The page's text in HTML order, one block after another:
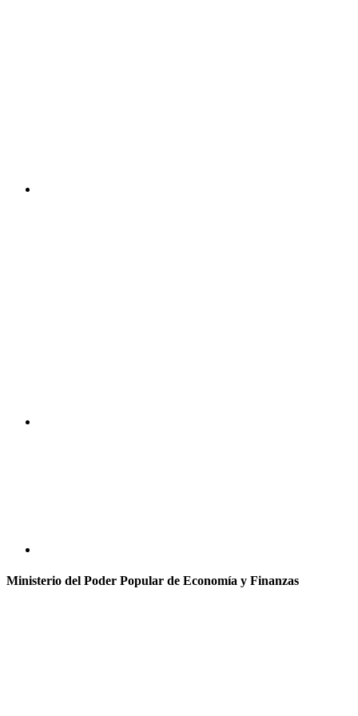
Ministerio del Poder Popular de Economía y Finanzas